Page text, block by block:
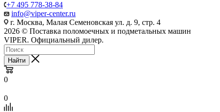
+7 495 778-38-84
info@viper-center.ru
г. Москва, Малая Семеновская ул. д. 9, стр. 4
2026 © Поставка поломоечных и подметальных машин
VIPER. Официальный дилер.
Найти
0
0